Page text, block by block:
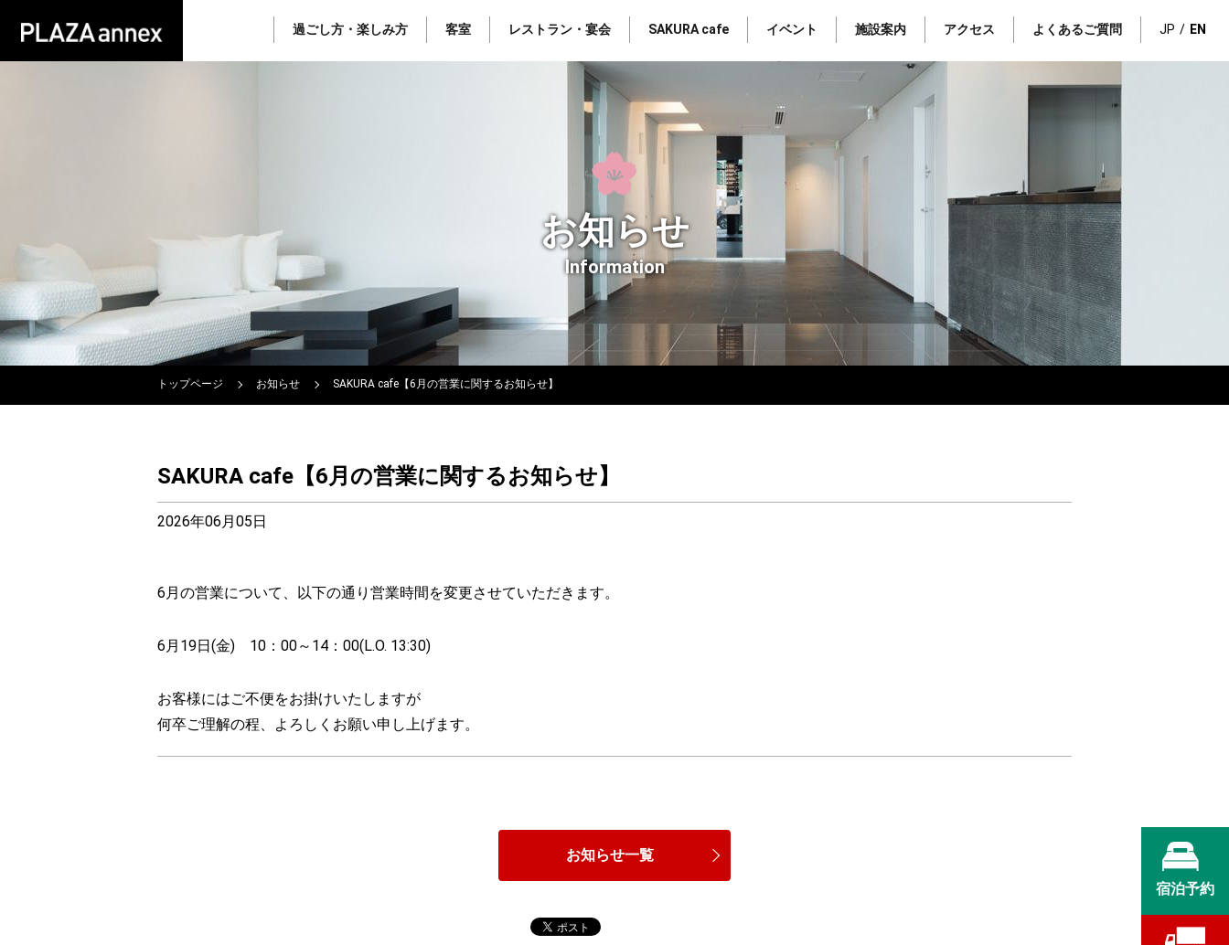
過ごし方・楽しみ方 客室 レストラン・宴会 SAKURA cafe イベント 施設案内 アクセス よくあるご質問 JP EN
宿泊予約
お知らせ
Information
トップページ お知らせ SAKURA cafe【6月の営業に関するお知らせ】
SAKURA cafe【6月の営業に関するお知らせ】
2026年06月05日
6月の営業について、以下の通り営業時間を変更させていただきます。
6月19日(金) 10：00～14：00(L.O. 13:30)
お客様にはご不便をお掛けいたしますが
何卒ご理解の程、よろしくお願い申し上げます。
お知らせ一覧